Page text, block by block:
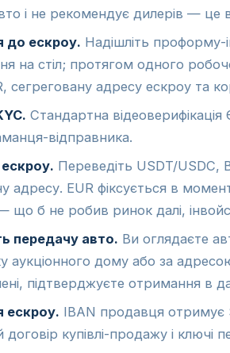
і не рекомендує дилерів — це
до ескроу. Надішліть проформу-
на стіл; протягом одного
сегреговану адресу ескроу та
Стандартна
відправника.
Переведіть USDT/USDC,
адресу. EUR фіксується в
що б не робив ринок далі,
передачу авто. Ви оглядаєте
аукціонного дому або за
підтверджуєте отримання в
ескроу. IBAN продавця отримує
договір купівлі-продажу і ключі